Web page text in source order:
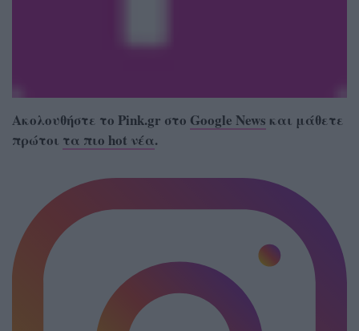
Ακολουθήστε το Pink.gr στο Google News και μάθετε
πρώτοι τα πιο hot νέα.